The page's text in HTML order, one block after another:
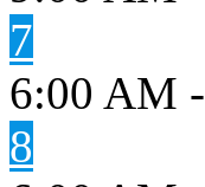
7
6:00 AM -
8